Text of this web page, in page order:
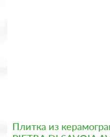
Плитка из